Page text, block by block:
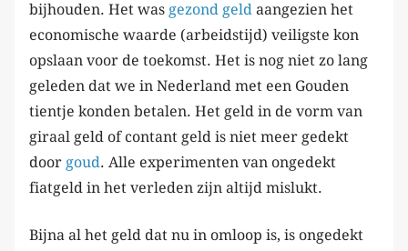
bijhouden. Het was gezond geld aangezien het
economische waarde (arbeidstijd) veiligste kon
opslaan voor de toekomst. Het is nog niet zo lang
geleden dat we in Nederland met een Gouden
tientje konden betalen. Het geld in de vorm van
giraal geld of contant geld is niet meer gedekt
door goud. Alle experimenten van ongedekt
fiatgeld in het verleden zijn altijd mislukt.
Bijna al het geld dat nu in omloop is, is ongedekt